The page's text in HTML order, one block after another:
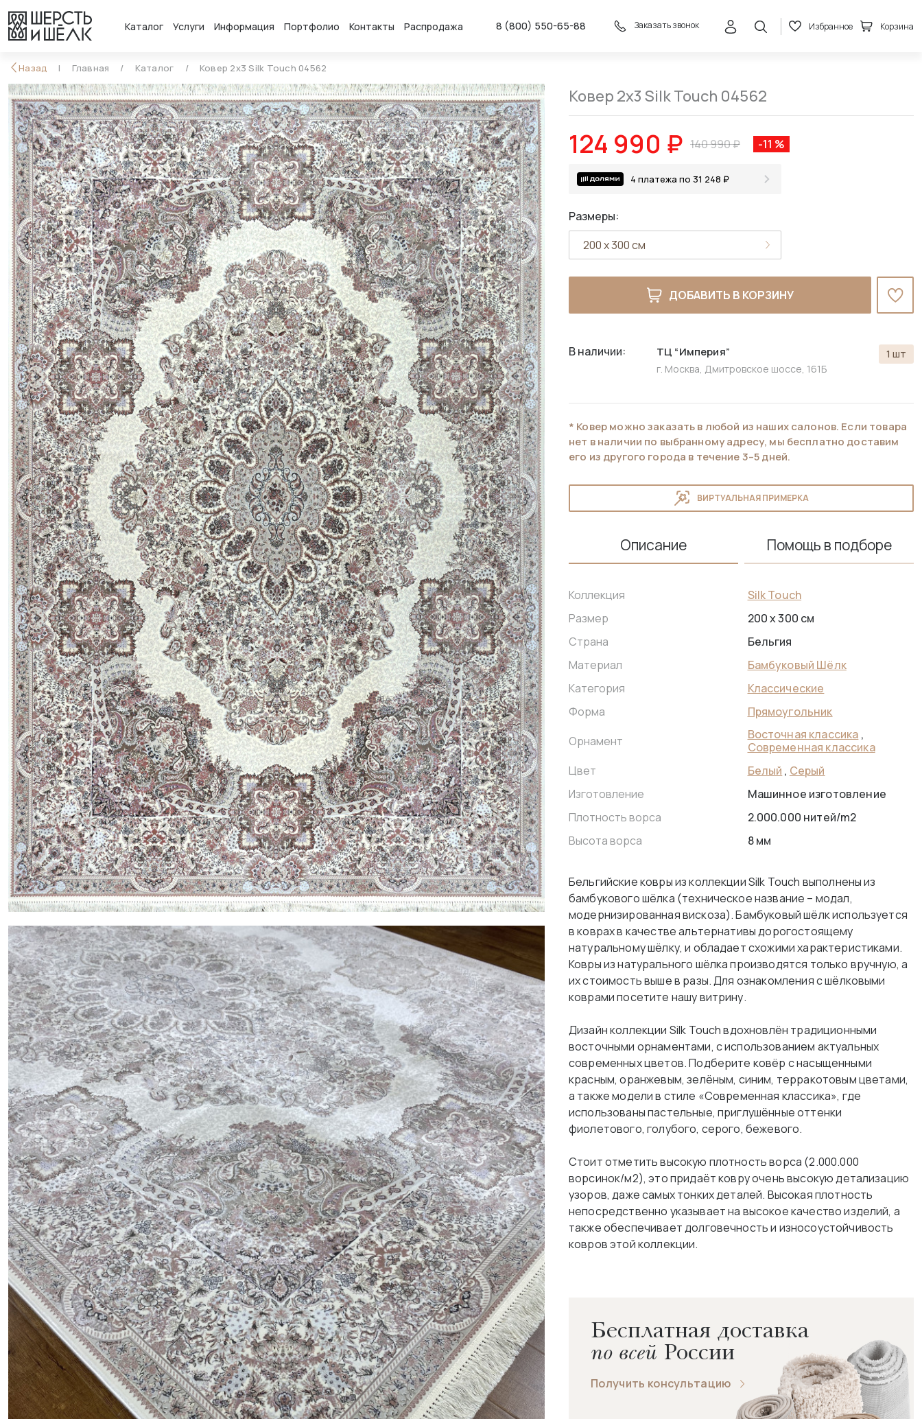
Каталог Услуги Информация Портфолио Контакты Распродажа 8 (800) 550-65-88 Заказать звонок Избранное Корзина
Назад Главная Каталог Ковер 2x3 Silk Touch 04562
Ковер 2x3 Silk Touch 04562
124 990 ₽ 140 990 ₽ -11 %
4 платежа по 31 248 ₽
Размеры:
ДОБАВИТЬ В КОРЗИНУ
В наличии: ТЦ “Империя”
г. Москва, Дмитровское шоссе, 161Б
1 шт
* Ковер можно заказать в любой из наших салонов. Если товара
нет в наличии по выбранному адресу, мы бесплатно доставим
его из другого города в течение 3–5 дней.
ВИРТУАЛЬНАЯ ПРИМЕРКА
Описание Помощь в подборе
Коллекция
Silk Touch
Размер
200 x 300 см
Страна
Бельгия
Материал
Бамбуковый Шёлк
Категория
Классические
Форма
Прямоугольник
Орнамент
Восточная классика ,
Современная классика
Цвет
Белый , Серый
Изготовление
Машинное изготовление
Плотность ворса
2.000.000 нитей/m2
Высота ворса
8 мм
Бельгийские ковры из коллекции Silk Touch выполнены из
бамбукового шёлка (техническое название – модал,
модернизированная вискоза). Бамбуковый шёлк используется
в коврах в качестве альтернативы дорогостоящему
натуральному шёлку, и обладает схожими характеристиками.
Ковры из натурального шёлка производятся только вручную, а
их стоимость выше в разы. Для ознакомления с шёлковыми
коврами посетите нашу витрину.
Дизайн коллекции Silk Touch вдохновлён традиционными
восточными орнаментами, с использованием актуальных
современных цветов. Подберите ковёр с насыщенными
красным, оранжевым, зелёным, синим, терракотовым цветами,
а также модели в стиле «Современная классика», где
использованы пастельные, приглушённые оттенки
фиолетового, голубого, серого, бежевого.
Стоит отметить высокую плотность ворса (2.000.000
ворсинок/м2), это придаёт ковру очень высокую детализацию
узоров, даже самых тонких деталей. Высокая плотность
непосредственно указывает на высокое качество изделий, а
также обеспечивает долговечность и износоустойчивость
ковров этой коллекции.
Бесплатная доставка
по всей России
Получить консультацию